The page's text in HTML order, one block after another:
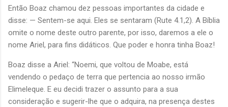
Então Boaz chamou dez pessoas importantes da cidade e
disse: — Sentem-se aqui. Eles se sentaram (Rute 4.1,2). A Bíblia
omite o nome deste outro parente, por isso, daremos a ele o
nome Ariel, para fins didáticos. Que poder e honra tinha Boaz!
Boaz disse a Ariel: “Noemi, que voltou de Moabe, está
vendendo o pedaço de terra que pertencia ao nosso irmão
Elimeleque. E eu decidi trazer o assunto para a sua
consideração e sugerir-lhe que o adquira, na presença destes